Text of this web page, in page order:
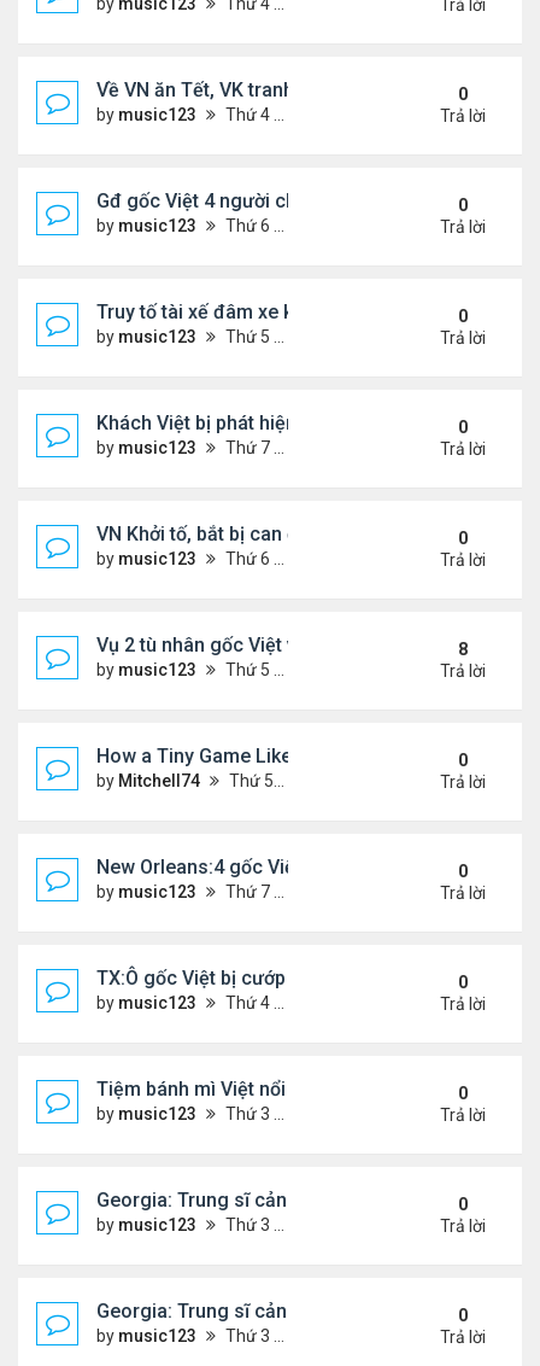
Trả lời
Về VN ăn Tết, VK tranh thủ làm đẹp, chữa hiếm
by music123 Thứ 4 Tháng 2 11, 2026 7:47 pm
0
Trả lời
Gđ gốc Việt 4 người chết ở Canada năm 2023...
by music123 Thứ 6 Tháng 2 06, 2026 6:09 pm
0
Trả lời
Truy tố tài xế đâm xe khiến hai anh em song sinh
by music123 Thứ 5 Tháng 2 05, 2026 7:04 pm
0
Trả lời
Khách Việt bị phát hiện giấu hạt giống rau trong
by music123 Thứ 7 Tháng 1 31, 2026 3:54 pm
0
Trả lời
VN Khởi tố, bắt bị can để tạm giam đối với
by music123 Thứ 6 Tháng 1 30, 2026 7:20 am
0
Trả lời
Vụ 2 tù nhân gốc Việt vượt ngục ly kỳ
by music123 Thứ 5 Tháng 1 29, 2026 6:49 pm
8
Trả lời
How a Tiny Game Like Eggy Car Turned My Chill
by Mitchell74 Thứ 5 Tháng 1 29, 2026 12:18 am
0
Trả lời
New Orleans:4 gốc Việt bị bắt vì buôn bán 400
by music123 Thứ 7 Tháng 1 24, 2026 5:06 pm
0
Trả lời
TX:Ô gốc Việt bị cướp sát hại khi bán hàng qua
by music123 Thứ 4 Tháng 1 21, 2026 7:08 pm
0
Trả lời
Tiệm bánh mì Việt nổi tiếng ở Australia đóng cửa
by music123 Thứ 3 Tháng 1 20, 2026 3:10 pm
0
Trả lời
Georgia: Trung sĩ cảnh sát gốc Việt, qua đời ở tuổi
by music123 Thứ 3 Tháng 1 20, 2026 2:48 pm
0
Trả lời
Georgia: Trung sĩ cảnh sát gốc Việt, qua đời ở tuổi
by music123 Thứ 3 Tháng 1 20, 2026 2:47 pm
0
Trả lời